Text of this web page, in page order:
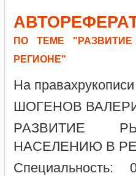
ПО ТЕМЕ
РЕГИОНЕ"
На правахрукописи
ШОГЕНОВ
РАЗВИТИЕ
НАСЕЛЕНИЮ В